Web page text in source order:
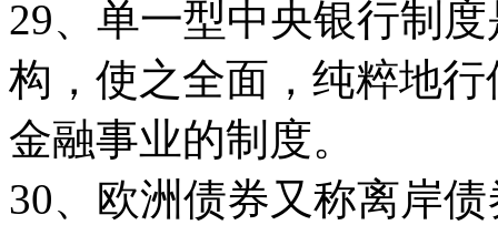
29、单一型中央银行制
构，使之全面，纯粹地
金融事业的制度。
30、欧洲债券又称离岸